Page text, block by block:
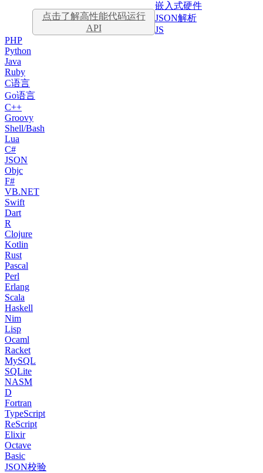
点击了解高性能代码运行
API
嵌入式硬件
JSON解析
JS
PHP
Python
Java
Ruby
C语言
Go语言
C++
Groovy
Shell/Bash
Lua
C#
JSON
Objc
F#
VB.NET
Swift
Dart
R
Clojure
Kotlin
Rust
Pascal
Perl
Erlang
Scala
Haskell
Nim
Lisp
Ocaml
Racket
MySQL
SQLite
NASM
D
Fortran
TypeScript
ReScript
Elixir
Octave
Basic
JSON校验